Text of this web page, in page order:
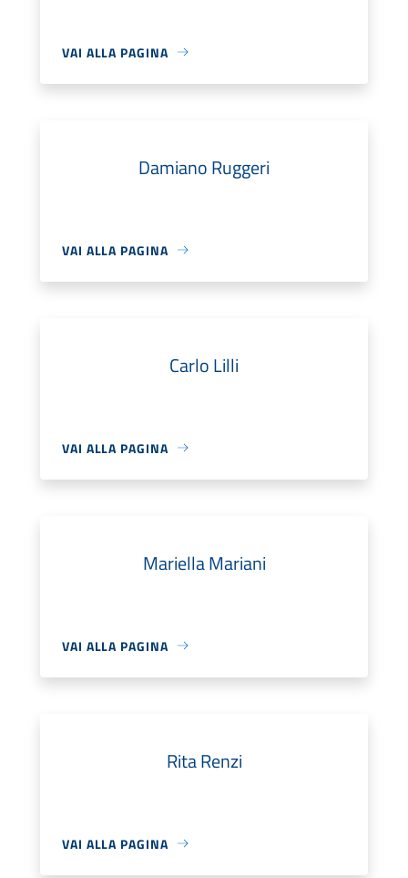
VAI ALLA PAGINA
Damiano Ruggeri
VAI ALLA PAGINA
Carlo Lilli
VAI ALLA PAGINA
Mariella Mariani
VAI ALLA PAGINA
Rita Renzi
VAI ALLA PAGINA